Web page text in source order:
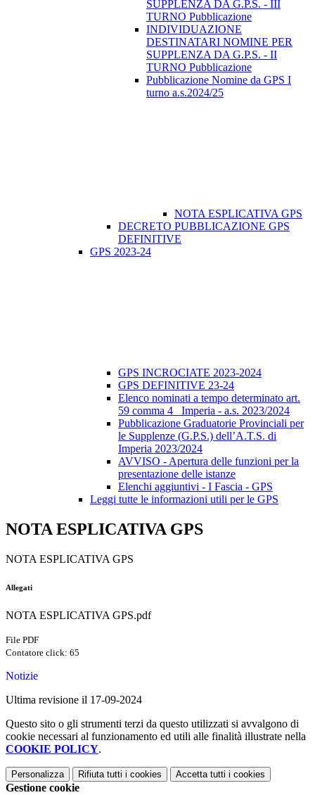
SUPPLENZA DA G.P.S. - III
TURNO Pubblicazione
INDIVIDUAZIONE
DESTINATARI NOMINE PER
SUPPLENZA DA G.P.S. - II
TURNO Pubblicazione
Pubblicazione Nomine da GPS I
turno a.s.2024/25
NOTA ESPLICATIVA GPS
DECRETO PUBBLICAZIONE GPS
DEFINITIVE
GPS 2023-24
GPS INCROCIATE 2023-2024
GPS DEFINITIVE 23-24
Elenco nominati a tempo determinato art.
59 comma 4_ Imperia - a.s. 2023/2024
Pubblicazione Graduatorie Provinciali per
le Supplenze (G.P.S.) dell’A.T.S. di
Imperia 2023/2024
AVVISO - Apertura delle funzioni per la
presentazione delle istanze
Elenchi aggiuntivi - I Fascia - GPS
Leggi tutte le informazioni utili per le GPS
NOTA ESPLICATIVA GPS
NOTA ESPLICATIVA GPS
Allegati
NOTA ESPLICATIVA GPS.pdf
File PDF
Contatore click: 65
Notizie
Ultima revisione il 17-09-2024
Questo sito o gli strumenti terzi da questo utilizzati si avvalgono di
cookie necessari al funzionamento ed utili alle finalità illustrate nella
COOKIE POLICY.
Personalizza Rifiuta tutti i cookies Accetta tutti i cookies
Gestione cookie